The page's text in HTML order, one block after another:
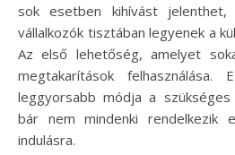
sok esetben kihívást
vállalkozók tisztában legyenek a
Az első lehetőség, amelyet
megtakarítások
leggyorsabb módja a
bár nem mindenki rendelkezik
indulásra.